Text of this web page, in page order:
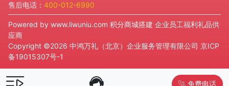
售后电话： 400-012-6990
Powered by www.liwuniu.com 积分商城搭建 企业员工福利礼品供
应商
Copyright ©2026 中鸿万礼（北京）企业服务管理有限公司 京ICP
备19015307号-1
免费电话